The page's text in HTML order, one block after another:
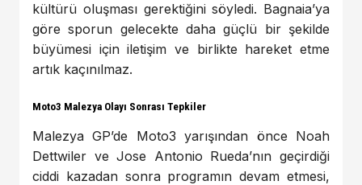
kültürü oluşması gerektiğini söyledi. Bagnaia’ya
göre sporun gelecekte daha güçlü bir şekilde
büyümesi için iletişim ve birlikte hareket etme
artık kaçınılmaz.
Moto3 Malezya Olayı Sonrası Tepkiler
Malezya GP’de Moto3 yarışından önce Noah
Dettwiler ve Jose Antonio Rueda’nın geçirdiği
ciddi kazadan sonra programın devam etmesi,